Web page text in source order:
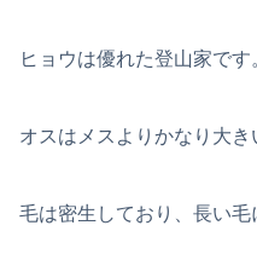
ヒョウは優れた登山家です
オスはメスよりかなり大き
毛は密生しており、長い毛